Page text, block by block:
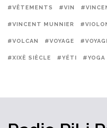
#VÊTEMENTS #VIN
#VINCENT MUNNIER
#VOLCAN #VOYAGE
#XIXÈ SIÈCLE #YÉTI #YOGA